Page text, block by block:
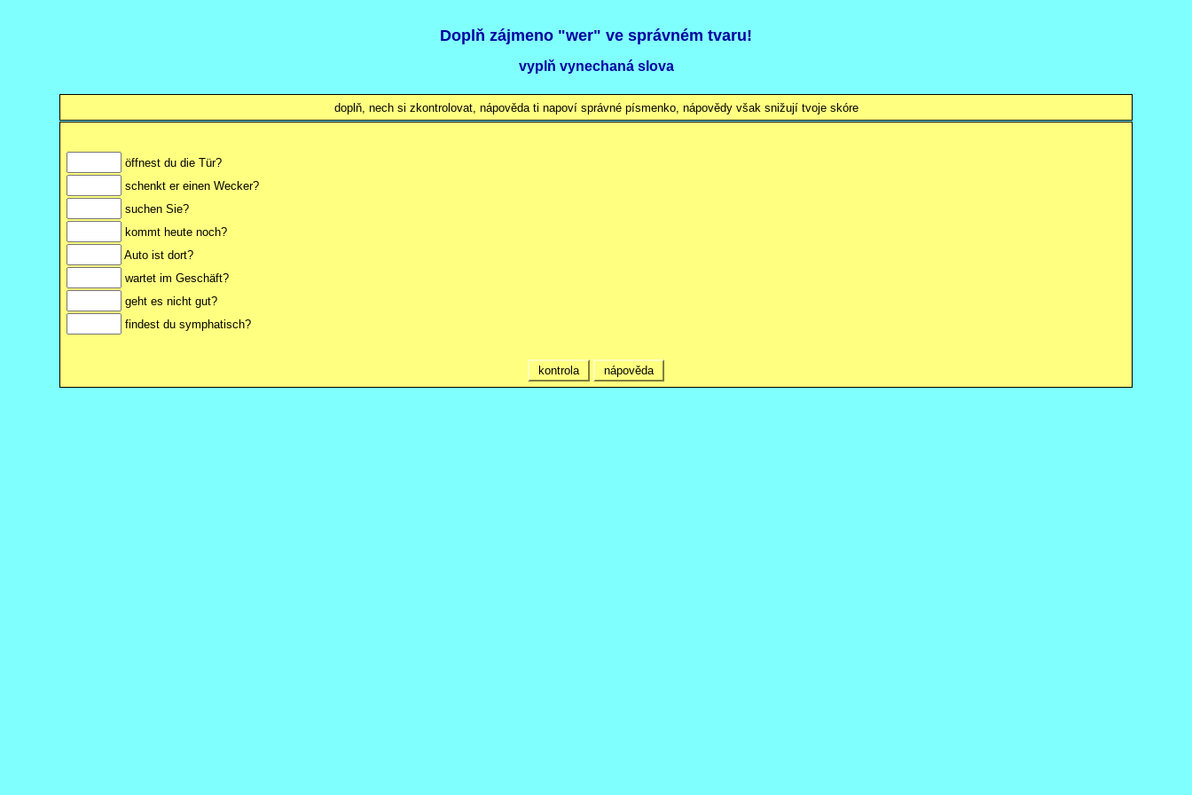
Doplň zájmeno "wer" ve správném tvaru!
vyplň vynechaná slova
doplň, nech si zkontrolovat, nápověda ti napoví správné písmenko, nápovědy však snižují tvoje skóre
öffnest du die Tür?
schenkt er einen Wecker?
suchen Sie?
kommt heute noch?
Auto ist dort?
wartet im Geschäft?
geht es nicht gut?
findest du symphatisch?
kontrola nápověda